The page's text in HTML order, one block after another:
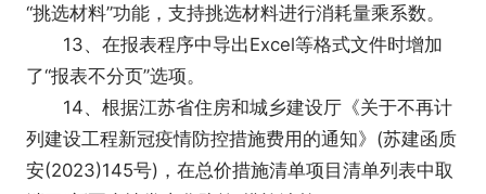
“挑选材料”功能，支持挑选材料进行消耗量乘系数。
13、在报表程序中导出Excel等格式文件时增加
了“报表不分页”选项。
14、根据江苏省住房和城乡建设厅《关于不再计
列建设工程新冠疫情防控措施费用的通知》(苏建函质
安(2023)145号)，在总价措施清单项目清单列表中取